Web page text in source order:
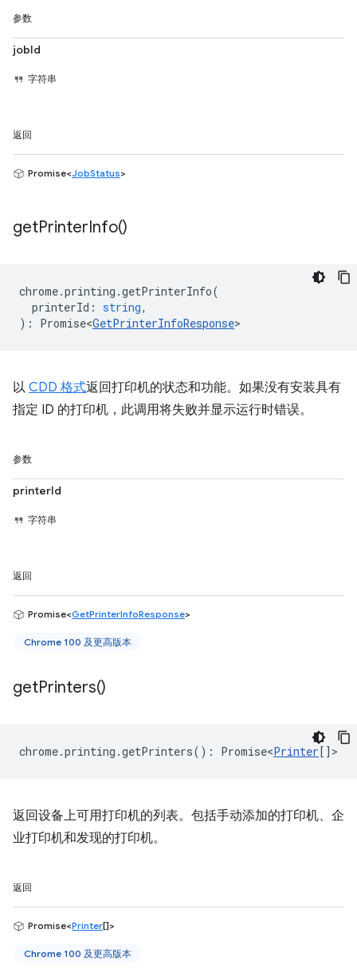
参数
jobId
字符串
返回
Promise<JobStatus>
getPrinterInfo()
chrome.printing .getPrinterInfo(
printerId : string,
) : Promise<GetPrinterInfoResponse>
以 CDD 格式返回打印机的状态和功能。如果没有安装具有
指定 ID 的打印机，此调用将失败并显示运行时错误。
参数
printerId
字符串
返回
Promise<GetPrinterInfoResponse>
Chrome 100 及更高版本
getPrinters()
chrome.printing .getPrinters() : Promise<Printer[] >
返回设备上可用打印机的列表。包括手动添加的打印机、企
业打印机和发现的打印机。
返回
Promise<Printer[]>
Chrome 100 及更高版本